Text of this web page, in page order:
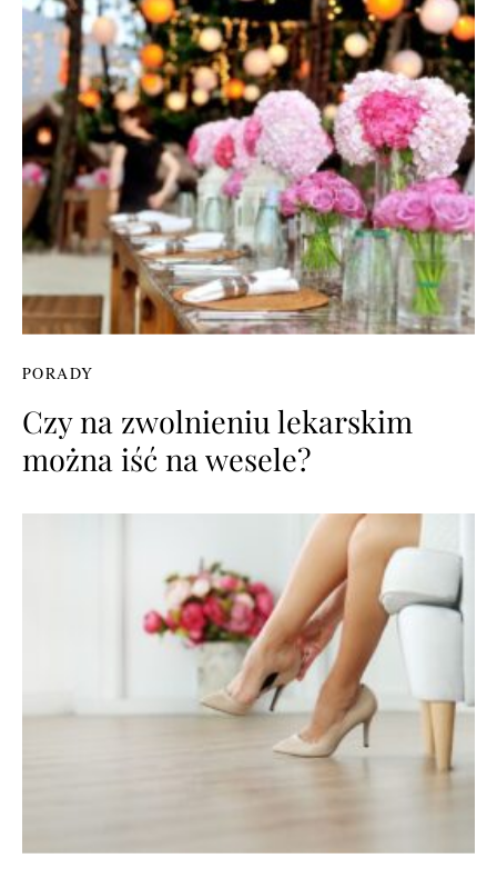
PORADY
Czy na zwolnieniu lekarskim
można iść na wesele?